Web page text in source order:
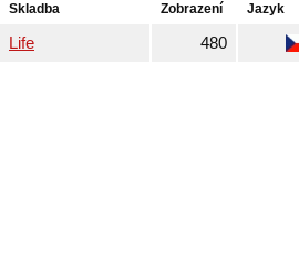
Skladba Zobrazení Jazyk
Life 480